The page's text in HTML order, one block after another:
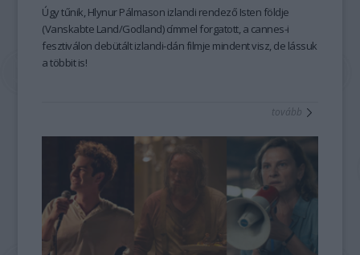
Úgy tűnik, Hlynur Pálmason izlandi rendező Isten földje
(Vanskabte Land/Godland) címmel forgatott, a cannes-i
fesztiválon debütált izlandi-dán filmje mindent visz, de lássuk
a többit is!
tovább